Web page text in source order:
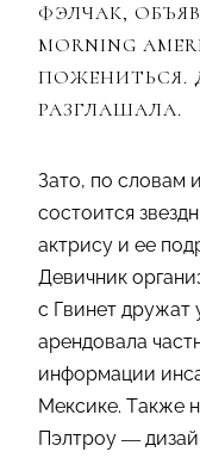
ФЭЛЧАК,
MORNING
ПОЖЕНИТЬСЯ.
РАЗГЛАШАЛА.
Зато, по словам
состоится
актрису и ее
Девичник
с Гвинет дружат
арендовала
информации
Мексике. Также
Пэлтроу —